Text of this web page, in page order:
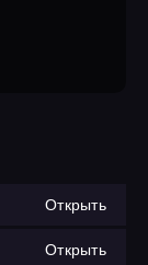
Открыть
Открыть